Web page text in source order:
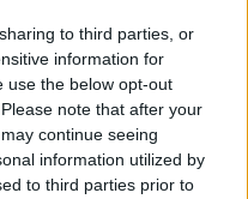
to third parties, or
information for
use the below opt-out
note that after your
continue seeing
information utilized by
to third parties prior to
Dani Alves, Piqué,
Frenkie de Jong,
Traoré, Dembélé), Luuk